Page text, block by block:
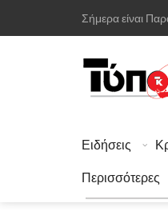
Σήμερα είναι
Ειδήσεις
Περισσότερες